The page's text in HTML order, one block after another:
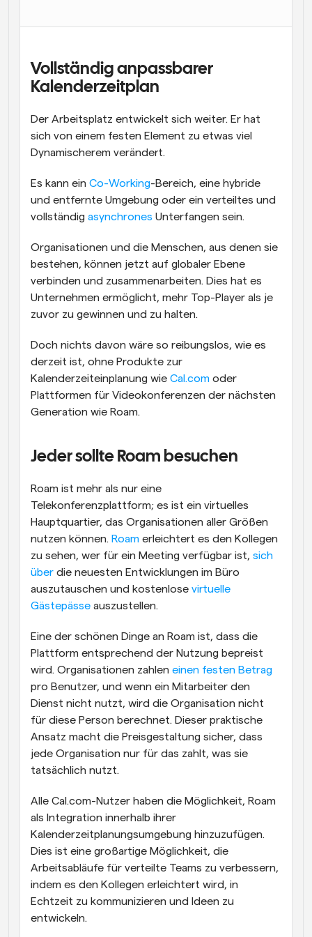
Blog
Bleiben Sie auf dem Laufenden über die neuesten
Nachrichten und Updates.
Sofortige Besprechungen
Treffen Sie sich in wenigen Minuten mit Kunden
Nahtlos Meetings mit mehreren Personen buchen
Webhooks
passiert
Vollständig anpassbarer
Kalenderzeitplan
Der Arbeitsplatz entwickelt sich weiter. Er hat
sich von einem festen Element zu etwas viel
Dynamischerem verändert.
Es kann ein Co-Working-Bereich, eine hybride
und entfernte Umgebung oder ein verteiltes und
vollständig asynchrones Unterfangen sein.
Organisationen und die Menschen, aus denen sie
bestehen, können jetzt auf globaler Ebene
verbinden und zusammenarbeiten. Dies hat es
Unternehmen ermöglicht, mehr Top-Player als je
zuvor zu gewinnen und zu halten.
Doch nichts davon wäre so reibungslos, wie es
derzeit ist, ohne Produkte zur
Kalenderzeiteinplanung wie Cal.com oder
Plattformen für Videokonferenzen der nächsten
Generation wie Roam.
Jeder sollte Roam besuchen
Roam ist mehr als nur eine
Telekonferenzplattform; es ist ein virtuelles
Hauptquartier, das Organisationen aller Größen
nutzen können. Roam erleichtert es den Kollegen
zu sehen, wer für ein Meeting verfügbar ist, sich
über die neuesten Entwicklungen im Büro
auszutauschen und kostenlose virtuelle
Gästepässe auszustellen.
Eine der schönen Dinge an Roam ist, dass die
Plattform entsprechend der Nutzung bepreist
wird. Organisationen zahlen einen festen Betrag
pro Benutzer, und wenn ein Mitarbeiter den
Dienst nicht nutzt, wird die Organisation nicht
für diese Person berechnet. Dieser praktische
Ansatz macht die Preisgestaltung sicher, dass
jede Organisation nur für das zahlt, was sie
tatsächlich nutzt.
Alle Cal.com-Nutzer haben die Möglichkeit, Roam
als Integration innerhalb ihrer
Kalenderzeitplanungsumgebung hinzuzufügen.
Dies ist eine großartige Möglichkeit, die
Arbeitsabläufe für verteilte Teams zu verbessern,
indem es den Kollegen erleichtert wird, in
Echtzeit zu kommunizieren und Ideen zu
entwickeln.